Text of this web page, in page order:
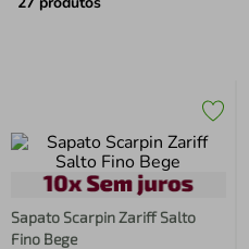
Sapato Scarpin Zariff Salto
Fino Bege